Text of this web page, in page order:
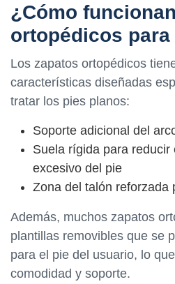
¿Cómo
ortopédicos
Los zapatos ortopédicos
características diseñadas
tratar los pies planos:
Soporte adicional del
Suela rígida para reducir
excesivo del pie
Zona del talón reforzada
Además, muchos zapatos
plantillas removibles que se
para el pie del usuario, lo
comodidad y soporte.